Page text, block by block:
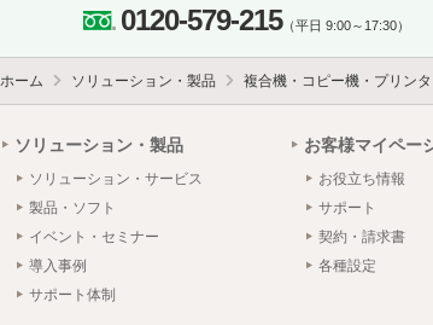
0120-579-215（平日 9:00～17:30）
ホーム ソリューション・製品 複合機・コピー機・プリン
ソリューション・製品
ソリューション・サービス
製品・ソフト
イベント・セミナー
導入事例
サポート体制
お客様マイペー
お役立ち情報
サポート
契約・請求書
各種設定